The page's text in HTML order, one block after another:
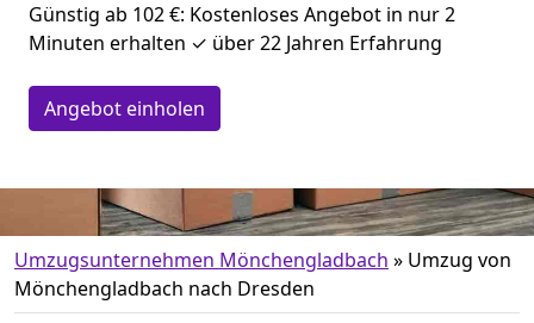
Günstig ab 102 €: Kostenloses Angebot in nur 2
Minuten erhalten ✓ über 22 Jahren Erfahrung
Angebot einholen
Umzugsunternehmen Mönchen­gladbach » Umzug von
Mönchen­gladbach nach Dresden